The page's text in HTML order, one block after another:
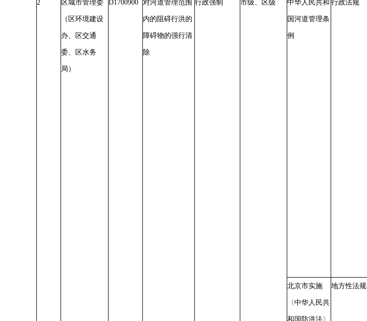
2 区城市管理委
（区环境建设
办、区交通
委、区水务
局）
D1700900 对河道管理范围
内的阻碍行洪的
障碍物的强行清
除
行政强制 市级、区级 中华人民共和
国河道管理条
例
行政法规
北京市实施
〈中华人民共
和国防洪法〉
地方性法规